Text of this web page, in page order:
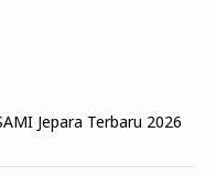
Jepara Terbaru 2026